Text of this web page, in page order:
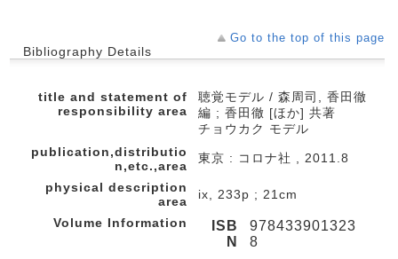
Go to the top of this page
Bibliography Details
title and statement of
responsibility area
聴覚モデル / 森周司, 香田徹
編 ; 香田徹 [ほか] 共著
チョウカク モデル
publication,distributio
n,etc.,area
東京 : コロナ社 , 2011.8
physical description
area
ix, 233p ; 21cm
Volume Information
ISB
N
978433901323
8